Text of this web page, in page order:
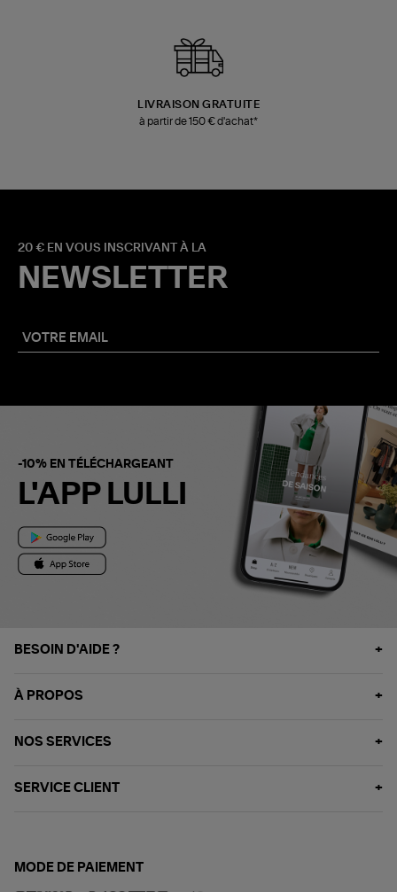
LIVRAISON GRATUITE
à partir de 150 € d'achat*
20 € EN VOUS INSCRIVANT À LA
NEWSLETTER
-10% EN TÉLÉCHARGEANT
L'APP LULLI
BESOIN D'AIDE ?
À PROPOS
NOS SERVICES
SERVICE CLIENT
MODE DE PAIEMENT